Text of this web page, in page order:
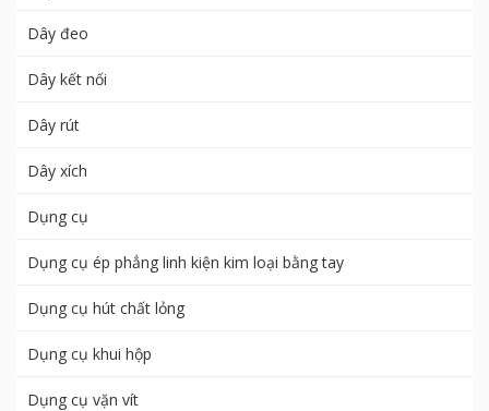
Dây đeo
Dây kết nối
Dây rút
Dây xích
Dụng cụ
Dụng cụ ép phẳng linh kiện kim loại bằng tay
Dụng cụ hút chất lỏng
Dụng cụ khui hộp
Dụng cụ vặn vít